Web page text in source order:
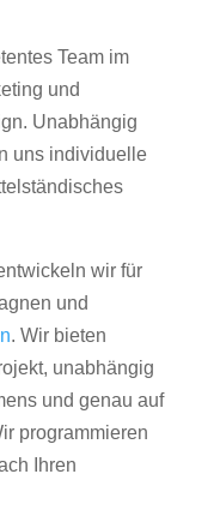
Team im
und
Unabhängig
uns individuelle
wir für
und
. Wir bieten
unabhängig
und genau auf
programmieren
Ihren